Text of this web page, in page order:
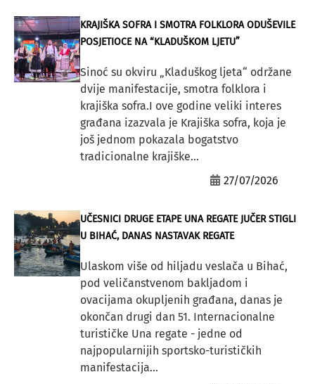
KRAJIŠKA SOFRA I SMOTRA FOLKLORA ODUŠEVILE
POSJETIOCE NA “KLADUŠKOM LJETU”
Sinoć su okviru „Kladuškog ljeta“ održane
dvije manifestacije, smotra folklora i
krajiška sofra.I ove godine veliki interes
građana izazvala je Krajiška sofra, koja je
još jednom pokazala bogatstvo
tradicionalne krajiške...
27/07/2026
UČESNICI DRUGE ETAPE UNA REGATE JUČER STIGLI
U BIHAĆ, DANAS NASTAVAK REGATE
Ulaskom više od hiljadu veslača u Bihać,
pod veličanstvenom bakljadom i
ovacijama okupljenih građana, danas je
okončan drugi dan 51. Internacionalne
turističke Una regate - jedne od
najpopularnijih sportsko-turističkih
manifestacija...